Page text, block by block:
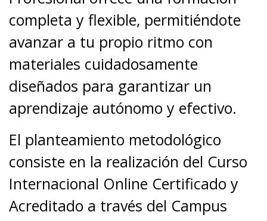
completa y flexible, permitiéndote
avanzar a tu propio ritmo con
materiales cuidadosamente
diseñados para garantizar un
aprendizaje autónomo y efectivo.
El planteamiento metodológico
consiste en la realización del Curso
Internacional Online Certificado y
Acreditado a través del Campus